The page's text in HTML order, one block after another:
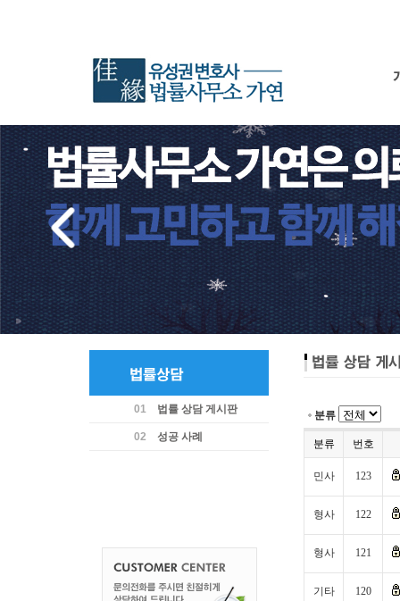
01 법률 상담 게시판
02 성공 사례
분류
분류 번호
민사 123
형사 122
형사 121
기타 120